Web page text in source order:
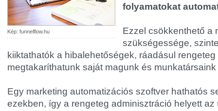
Kép: funnelflow.hu
folyamatokat
Ezzel csökkenthető a
szükségessége,
kiiktathatók a hibalehetőségek, ráadásul rengeteg
megtakaríthatunk saját magunk és
Egy marketing automatizációs szoftver hathatós
ezekben, így a rengeteg adminisztráció helyett az